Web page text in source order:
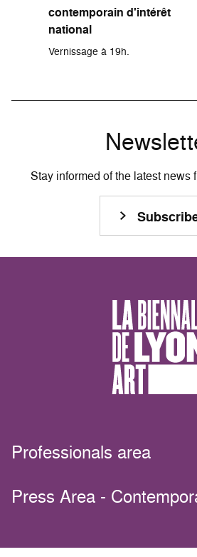
contemporain d'intérêt
national
Vernissage à 19h.
Stay informed of the latest news
Professionals area
Press Area -